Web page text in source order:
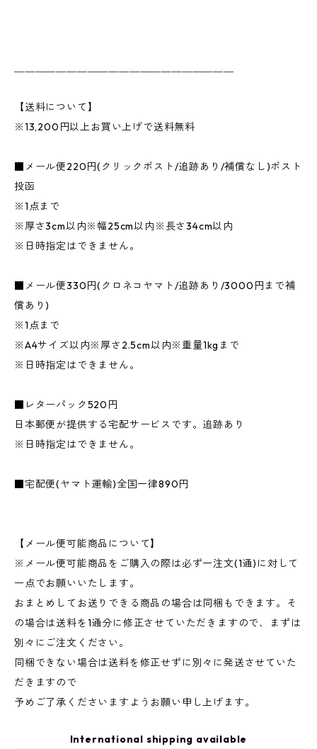
【送料について】
※13,200円以上お買い上げで送料無料
■メール便220円(クリックポスト/追跡あり/補償なし)ポスト
投函
※1点まで
※厚さ3cm以内※幅25cm以内※長さ34cm以内
※日時指定はできません。
■メール便330円(クロネコヤマト/追跡あり/3000円まで補
償あり)
※1点まで
※A4サイズ以内※厚さ2.5cm以内※重量1kgまで
※日時指定はできません。
■レターパック520円
日本郵便が提供する宅配サービスです。追跡あり
※日時指定はできません。
■宅配便(ヤマト運輸)全国一律890円
【メール便可能商品について】
※メール便可能商品をご購入の際は必ず一注文(1通)に対して
一点でお願いいたします。
おまとめしてお送りできる商品の場合は同梱もできます。そ
の場合は送料を1通分に修正させていただきますので、まずは
別々にご注文ください。
同梱できない場合は送料を修正せずに別々に発送させていた
だきますので
予めご了承くださいますようお願い申し上げます。
International shipping available